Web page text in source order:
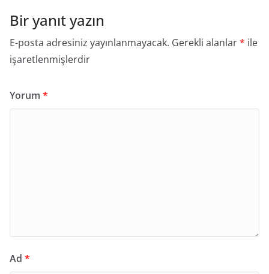
Bir yanıt yazın
E-posta adresiniz yayınlanmayacak. Gerekli alanlar* ile
işaretlenmişlerdir
Yorum *
Ad *